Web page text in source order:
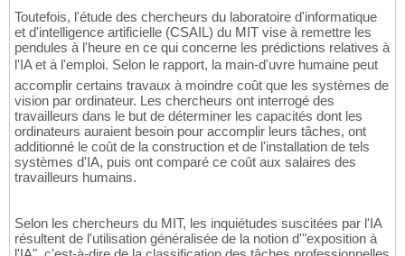
Toutefois, l'étude des chercheurs du laboratoire d'informatique
et d'intelligence artificielle (CSAIL) du MIT vise à remettre les
pendules à l'heure en ce qui concerne les prédictions relatives à
l'IA et à l'emploi. Selon le rapport, la main-d'uvre humaine peut
accomplir certains travaux à moindre coût que les systèmes de
vision par ordinateur. Les chercheurs ont interrogé des
travailleurs dans le but de déterminer les capacités dont les
ordinateurs auraient besoin pour accomplir leurs tâches, ont
additionné le coût de la construction et de l'installation de tels
systèmes d'IA, puis ont comparé ce coût aux salaires des
travailleurs humains.
Selon les chercheurs du MIT, les inquiétudes suscitées par l'IA
résultent de l'utilisation généralisée de la notion d'"exposition à